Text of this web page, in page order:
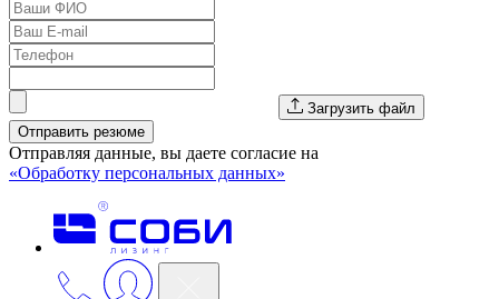
Загрузить файл
Отправить резюме
Отправляя данные, вы даете согласие на
«Обработку персональных данных»